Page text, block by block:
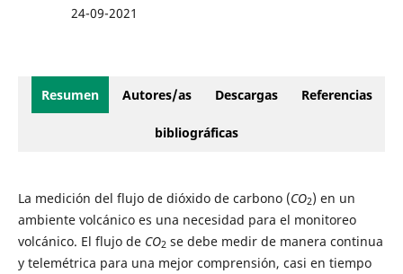
24-09-2021
Resumen Autores/as Descargas Referencias
bibliográficas
La medición del flujo de dióxido de carbono (CO2) en un
ambiente volcánico es una necesidad para el monitoreo
volcánico. El flujo de CO2 se debe medir de manera continua
y telemétrica para una mejor comprensión, casi en tiempo